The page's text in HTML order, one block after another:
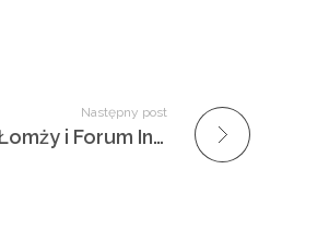
Następny post
Projekt Centrum Integracji Społecznej w Łomży i Forum Inicjatyw Rozwojowych przyniósł efekty